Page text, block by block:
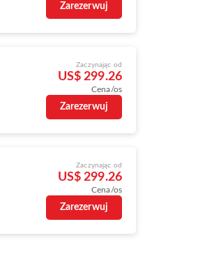
Zarezerwuj
Zaczynając od
US$ 299.26
Cena/os
Zarezerwuj
Zaczynając od
US$ 299.26
Cena/os
Zarezerwuj